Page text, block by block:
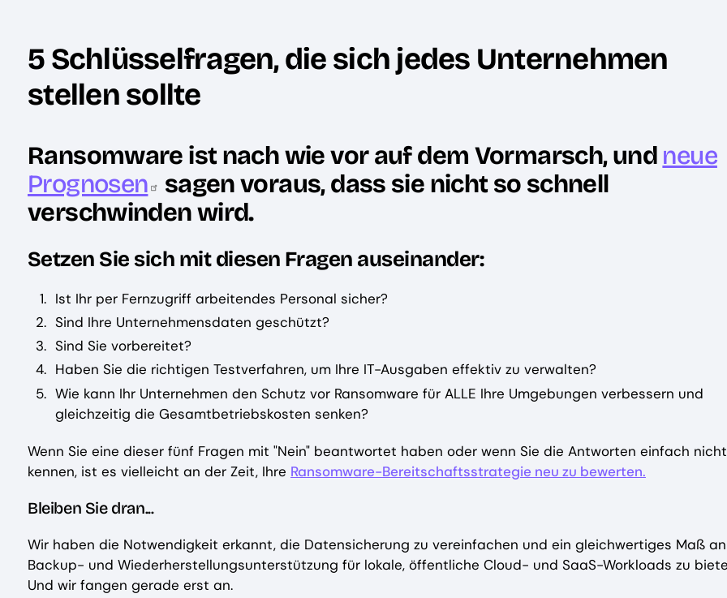
5 Schlüsselfragen, die sich jedes Unternehmen
stellen sollte
Ransomware ist nach wie vor auf dem Vormarsch, und neue
Prognosen sagen voraus, dass sie nicht so schnell
verschwinden wird.
Setzen Sie sich mit diesen Fragen auseinander:
Ist Ihr per Fernzugriff arbeitendes Personal sicher?
Sind Ihre Unternehmensdaten geschützt?
Sind Sie vorbereitet?
Haben Sie die richtigen Testverfahren, um Ihre IT-Ausgaben effektiv zu verwalten?
Wie kann Ihr Unternehmen den Schutz vor Ransomware für ALLE Ihre Umgebungen verbessern und
gleichzeitig die Gesamtbetriebskosten senken?
Wenn Sie eine dieser fünf Fragen mit "Nein" beantwortet haben oder wenn Sie die Antworten einfach nicht
kennen, ist es vielleicht an der Zeit, Ihre Ransomware-Bereitschaftsstrategie neu zu bewerten.
Bleiben Sie dran...
Wir haben die Notwendigkeit erkannt, die Datensicherung zu vereinfachen und ein gleichwertiges Maß an
Backup- und Wiederherstellungsunterstützung für lokale, öffentliche Cloud- und SaaS-Workloads zu
Und wir fangen gerade erst an.